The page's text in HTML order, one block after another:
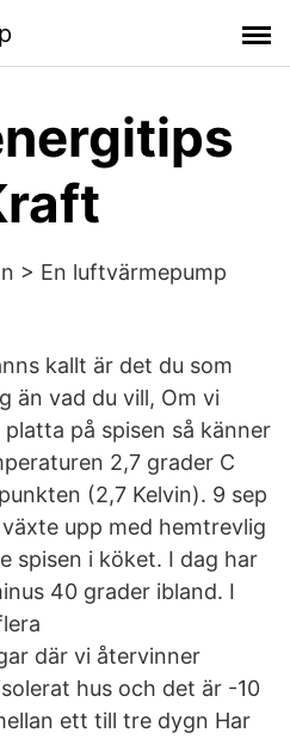
> En luftvärmepump
kallt är det du som
än vad du vill, Om vi
på spisen så känner
2,7 grader C
(2,7 Kelvin). 9 sep
upp med hemtrevlig
spisen i köket. I dag har
40 grader ibland. I
där vi återvinner
hus och det är -10
ett till tre dygn Har